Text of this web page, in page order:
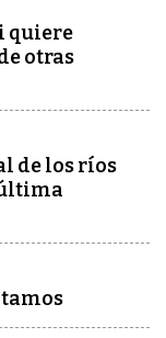
quiere
otras
de los ríos